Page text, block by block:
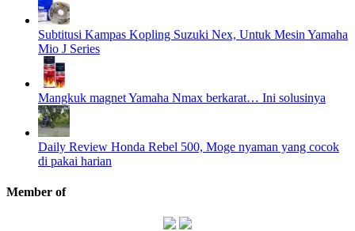
Subtitusi Kampas Kopling Suzuki Nex, Untuk Mesin Yamaha
Mio J Series
Mangkuk magnet Yamaha Nmax berkarat… Ini solusinya
Daily Review Honda Rebel 500, Moge nyaman yang cocok
di pakai harian
Member of